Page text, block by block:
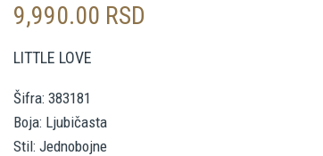
9,990.00 RSD
LITTLE LOVE
Šifra: 383181
Boja: Ljubičasta
Stil: Jednobojne